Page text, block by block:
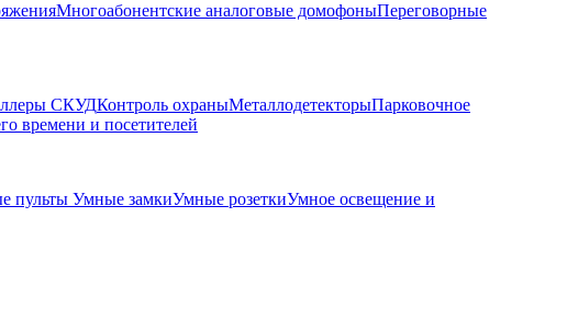
Многоабонентские аналоговые домофоныПереговорные
СКУДКонтроль охраныМеталлодетекторыПарковочное
времени и посетителей
пульты Умные замкиУмные розеткиУмное освещение и